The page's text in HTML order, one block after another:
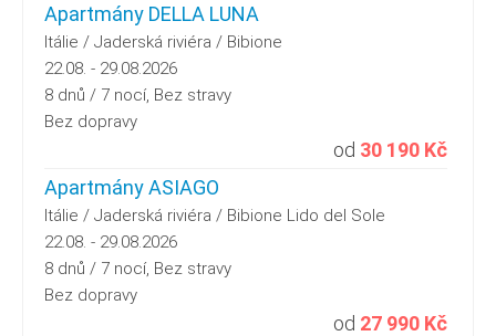
Apartmány DELLA LUNA
Itálie / Jaderská riviéra / Bibione
22.08. - 29.08.2026
8 dnů / 7 nocí, Bez stravy
Bez dopravy
od 30 190 Kč
Apartmány ASIAGO
Itálie / Jaderská riviéra / Bibione Lido del Sole
22.08. - 29.08.2026
8 dnů / 7 nocí, Bez stravy
Bez dopravy
od 27 990 Kč